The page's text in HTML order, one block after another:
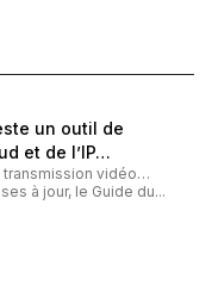
un outil de
et de l’IP…
transmission vidéo…
à jour, le Guide du...